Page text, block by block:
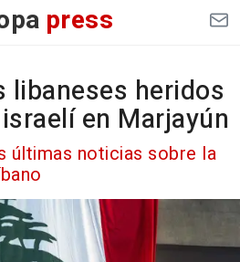
press
libaneses heridos
en Marjayún
últimas noticias sobre la